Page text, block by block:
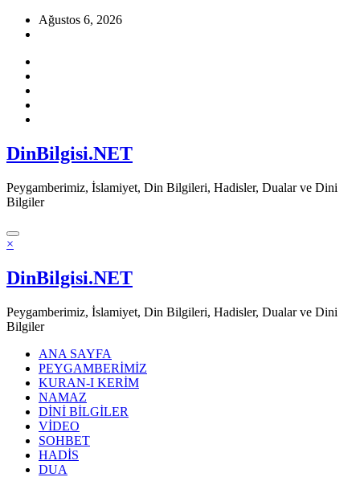
İçeriğe Ağustos 6, 2026
DinBilgisi.NET
Peygamberimiz, İslamiyet, Din Bilgileri, Hadisler, Dualar ve Dini
Bilgiler
×
DinBilgisi.NET
Peygamberimiz, İslamiyet, Din Bilgileri, Hadisler, Dualar ve Dini
Bilgiler
ANA SAYFA
PEYGAMBERİMİZ
KURAN-I KERİM
NAMAZ
DİNİ BİLGİLER
VİDEO
SOHBET
HADİS
DUA